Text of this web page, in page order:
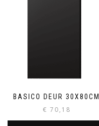
BASICO DEUR 30X80CM
€ 70,18